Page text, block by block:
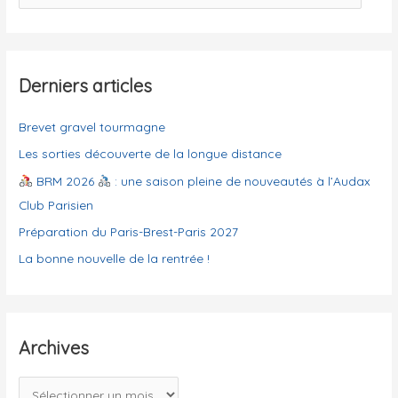
h
a
g
r
i
e
s
Derniers articles
Brevet gravel tourmagne
Les sorties découverte de la longue distance
BRM 2026
: une saison pleine de nouveautés à l’Audax
Club Parisien
Préparation du Paris-Brest-Paris 2027
La bonne nouvelle de la rentrée !
Archives